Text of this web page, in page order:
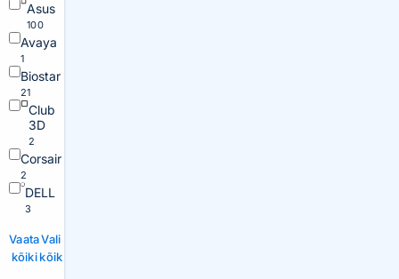
Asus
100
Avaya
1
Biostar
21
Club
3D
2
Corsair
2
DELL
3
Vaata
kõiki
Vali
kõik